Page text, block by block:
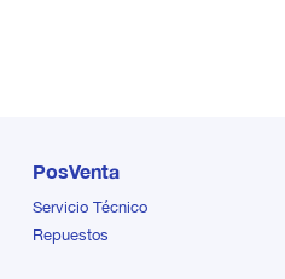
PosVenta
Servicio Técnico
Repuestos